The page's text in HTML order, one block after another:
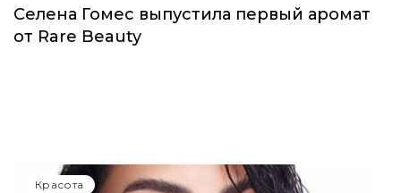
Селена Гомес выпустила первый аромат
от Rare Beauty
Красота